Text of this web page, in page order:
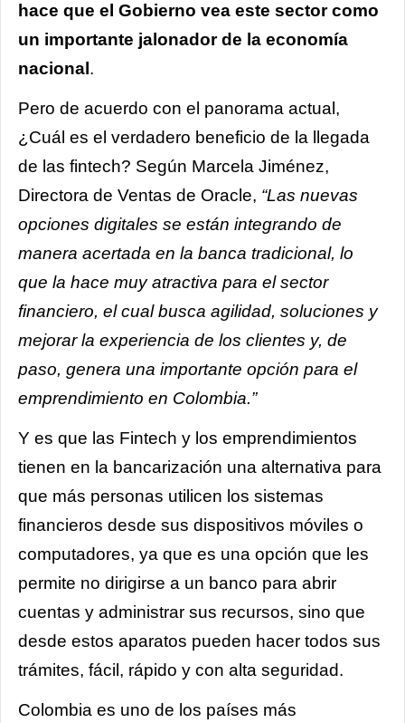
hace que el Gobierno vea este sector como
un importante jalonador de la economía
nacional .
Pero de acuerdo con el panorama actual,
¿Cuál es el verdadero beneficio de la llegada
de las fintech? Según Marcela Jiménez,
Directora de Ventas de Oracle, “Las nuevas
opciones digitales se están integrando de
manera acertada en la banca tradicional, lo
que la hace muy atractiva para el sector
financiero, el cual busca agilidad, soluciones y
mejorar la experiencia de los clientes y, de
paso, genera una importante opción para el
emprendimiento en Colombia.”
Y es que las Fintech y los emprendimientos
tienen en la bancarización una alternativa para
que más personas utilicen los sistemas
financieros desde sus dispositivos móviles o
computadores, ya que es una opción que les
permite no dirigirse a un banco para abrir
cuentas y administrar sus recursos, sino que
desde estos aparatos pueden hacer todos sus
trámites, fácil, rápido y con alta seguridad.
Colombia es uno de los países más